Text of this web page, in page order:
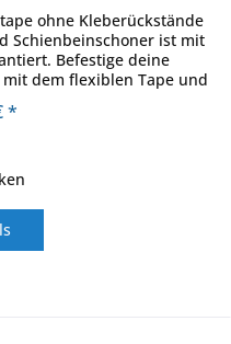
ohne Kleberückstände
Schienbeinschoner ist mit
Befestige deine
dem flexiblen Tape und
*